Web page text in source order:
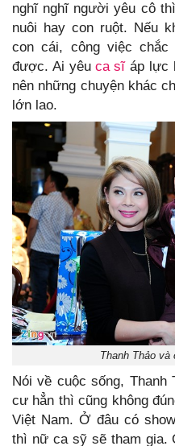
nghĩ nghĩ người yêu cô
nuôi hay con ruột. Nếu
con cái, công việc
được. Ai yêuca sĩáp lực
nên những chuyện khác
lớn lao.
Thanh Thảo và
Nói về cuộc sống, Thanh
cư hẳn thì cũng không
Việt Nam. Ở đâu có
thì nữ ca sỹ sẽ tham gia.